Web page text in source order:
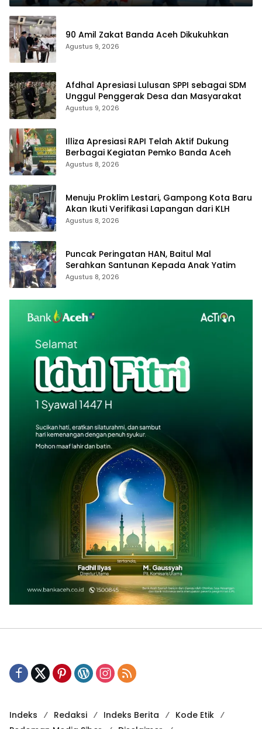
90 Amil Zakat Banda Aceh Dikukuhkan
Agustus 9, 2026
Afdhal Apresiasi Lulusan SPPI sebagai SDM
Unggul Penggerak Desa dan Masyarakat
Agustus 9, 2026
Illiza Apresiasi RAPI Telah Aktif Dukung
Berbagai Kegiatan Pemko Banda Aceh
Agustus 8, 2026
Menuju Proklim Lestari, Gampong Kota Baru
Akan Ikuti Verifikasi Lapangan dari KLH
Agustus 8, 2026
Puncak Peringatan HAN, Baitul Mal
Serahkan Santunan Kepada Anak Yatim
Agustus 8, 2026
Indeks Redaksi Indeks Berita
Kode Etik